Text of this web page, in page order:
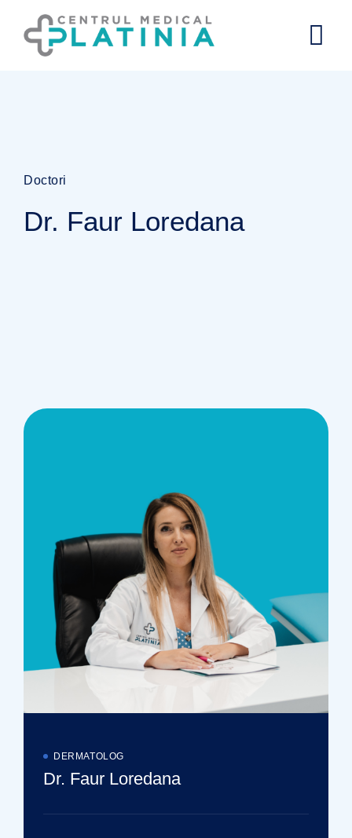
Doctori
Dr. Faur Loredana
DERMATOLOG
Dr. Faur Loredana